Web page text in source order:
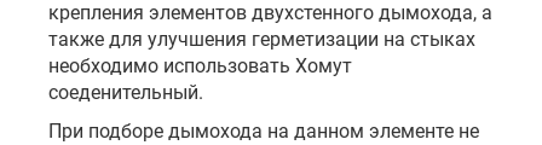
крепления элементов двухстенного дымохода, а
также для улучшения герметизации на стыках
необходимо использовать Хомут
соеденительный.
При подборе дымохода на данном элементе не